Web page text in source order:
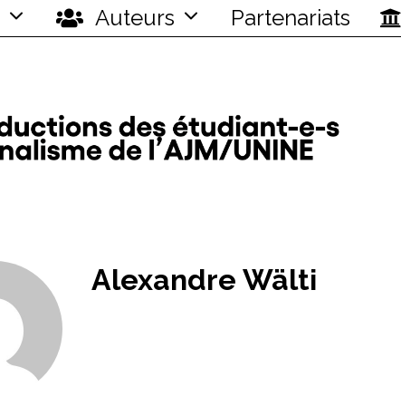
Auteurs Partenariats
Alexandre Wälti